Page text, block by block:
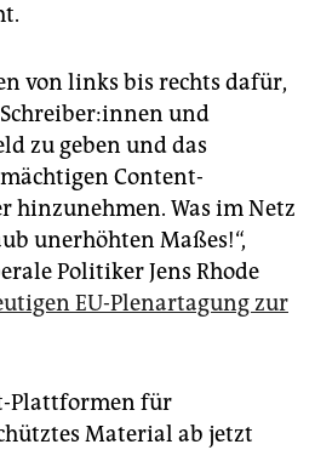
von links bis rechts dafür,
und
zu geben und das
Content-
hinzunehmen. Was im Netz
unerhöhten Maßes!“,
Politiker Jens Rhode
EU-Plenartagung zur
Plattformen für
Material ab jetzt